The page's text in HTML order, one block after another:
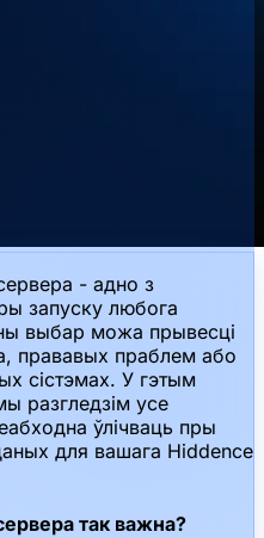
- адно з
запуску любога
выбар можа прывесці
прававых праблем або
сістэмах. У гэтым
разгледзім усе
ўлічваць пры
для вашага Hiddence
так важна?